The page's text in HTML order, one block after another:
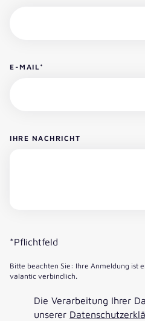
E-MAIL*
IHRE NACHRICHT
*Pflichtfeld
Bitte beachten Sie: Ihre Anmeldung ist
valantic verbindlich.
Die Verarbeitung Ihrer
unserer